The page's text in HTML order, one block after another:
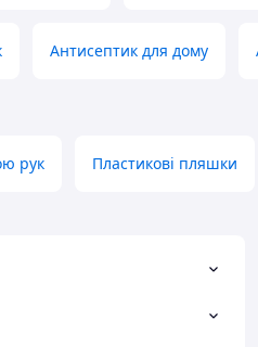
Антисептик для дому
рук Пластикові пляшки